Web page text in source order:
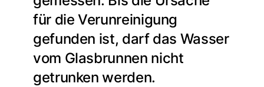
für die Verunreinigung
gefunden ist, darf das Wasser
vom Glasbrunnen nicht
getrunken werden.